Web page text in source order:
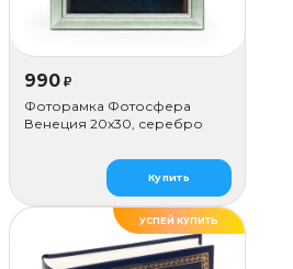
990 ₽
Фоторамка Фотосфера
Венеция 20x30, серебро
Купить
УСПЕЙ КУПИТЬ